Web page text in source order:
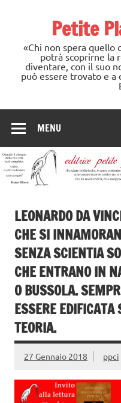
Petite
«Chi non spera quello
potrà scoprirne la
diventare, con il suo
può essere trovato e a
MENU
LEONARDO DA
CHE SI
SENZA SCIENTIA
CHE ENTRANO IN
O BUSSOLA.
ESSERE
TEORIA.
27 Gennaio 2018 ppci